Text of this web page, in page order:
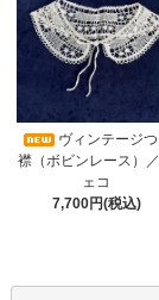
ヴィンテージ
襟（ボビンレース）
ェコ
7,700円(税込)